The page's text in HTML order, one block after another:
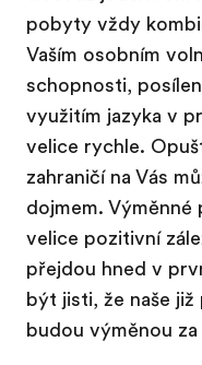
pobyty vždy
Vaším osobním
schopnosti,
využitím jazyka v
velice rychle.
zahraničí na Vás
dojmem.
velice pozitivní
přejdou hned v
být jisti, že naše
budou výměnou za